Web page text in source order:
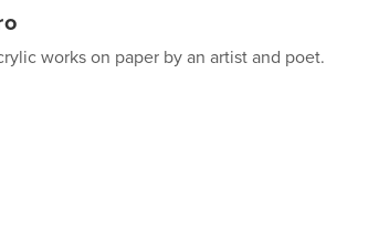
works on paper by an artist and poet.